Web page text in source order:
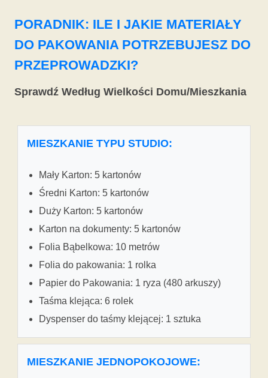
PORADNIK: ILE I JAKIE MATERIAŁY
DO PAKOWANIA POTRZEBUJESZ DO
PRZEPROWADZKI?
Sprawdź Według Wielkości Domu/Mieszkania
MIESZKANIE TYPU STUDIO:
Mały Karton: 5 kartonów
Średni Karton: 5 kartonów
Duży Karton: 5 kartonów
Karton na dokumenty: 5 kartonów
Folia Bąbelkowa: 10 metrów
Folia do pakowania: 1 rolka
Papier do Pakowania: 1 ryza (480 arkuszy)
Taśma klejąca: 6 rolek
Dyspenser do taśmy klejącej: 1 sztuka
MIESZKANIE JEDNOPOKOJOWE: